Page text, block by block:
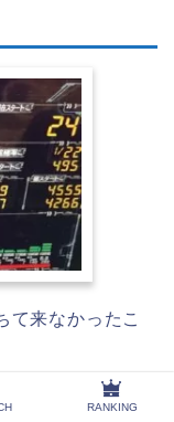
て来なかったこ
RANKING